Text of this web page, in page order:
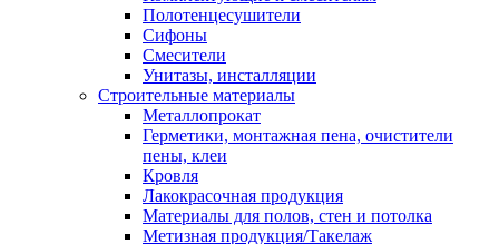
Полотенцесушители
Сифоны
Смесители
Унитазы, инсталляции
Строительные материалы
Металлопрокат
Герметики, монтажная пена, очистители
пены, клеи
Кровля
Лакокрасочная продукция
Материалы для полов, стен и потолка
Метизная продукция/Такелаж